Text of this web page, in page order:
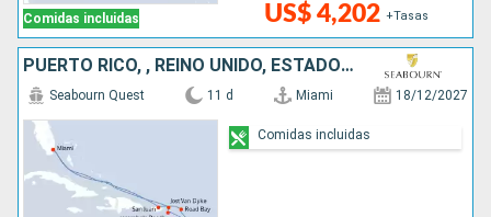
Comidas incluidas US$ 4,202 +Tasas
PUERTO RICO, , REINO UNIDO, ESTADOS UNIDOS
Seabourn Quest 11 d Miami 18/12/2027
Comidas incluidas